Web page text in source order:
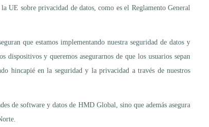
UE sobre privacidad de datos, como es el Reglamento General
que estamos implementando nuestra seguridad de datos y
y queremos asegurarnos de que los usuarios sepan
hincapié en la seguridad y la privacidad a través de nuestros
de software y datos de HMD Global, sino que además asegura